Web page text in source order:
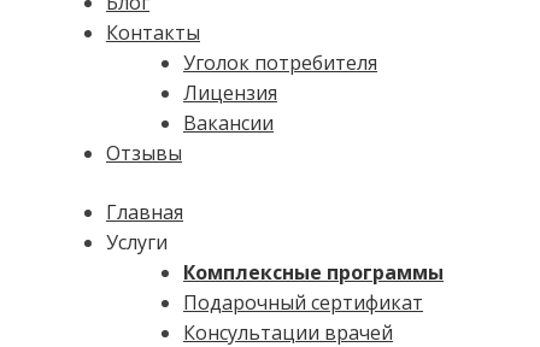
Контакты
Уголок потребителя
Лицензия
Вакансии
Отзывы
Главная
Услуги
Комплексные программы
Подарочный сертификат
Консультации врачей